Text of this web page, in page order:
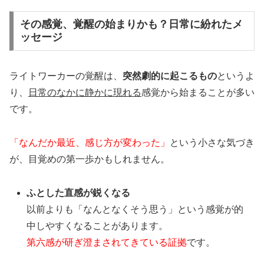
その感覚、覚醒の始まりかも？日常に紛れたメ
ッセージ
ライトワーカーの覚醒は、 突然劇的に起こるものというよ
り、
日常のなかに静かに現れる感覚から始まることが多い
です。
「なんだか最近、感じ方が変わった」
という小さな気づき
が、目覚めの第一歩かもしれません。
ふとした直感が鋭くなる
以前よりも「なんとなくそう思う」という感覚が的
中しやすくなることがあります。
第六感が研ぎ澄まされてきている証拠です。